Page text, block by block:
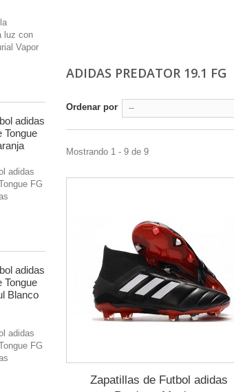
luz con
Vapor
adidas
Tongue
adidas
FG
adidas
Tongue
Blanco
adidas
FG
ADIDAS PREDATOR 19.1 FG
Ordenar por --
Mostrando 1 - 9 de 9
Zapatillas de Futbol adidas